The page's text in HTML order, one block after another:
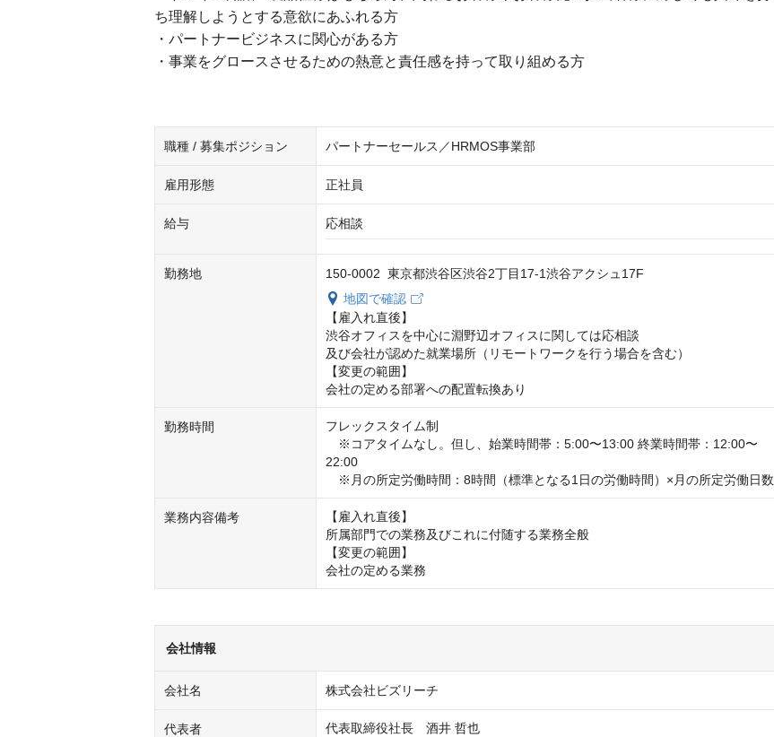
ち理解しようとする意欲にあふれる方
・パートナービジネスに関心がある方
・事業をグロースさせるための熱意と責任感を持って取り組める方
職種 / 募集ポジション パートナーセールス／HRMOS事業部
雇用形態 正社員
給与 応相談
勤務地
150-0002 東京都渋谷区渋谷2丁目17-1渋谷アクシュ17F
地図で確認
【雇入れ直後】
渋谷オフィスを中心に淵野辺オフィスに関しては応相談
及び会社が認めた就業場所（リモートワークを行う場合を含む）
【変更の範囲】
会社の定める部署への配置転換あり
勤務時間
フレックスタイム制
※コアタイムなし。但し、始業時間帯：5:00〜13:00 終業時間帯：12:00〜
22:00
※月の所定労働時間：8時間（標準となる1日の労働時間）×月の所定労働日数
業務内容備考
【雇入れ直後】
所属部門での業務及びこれに付随する業務全般
【変更の範囲】
会社の定める業務
会社情報
会社名 株式会社ビズリーチ
代表者 代表取締役社長　酒井 哲也